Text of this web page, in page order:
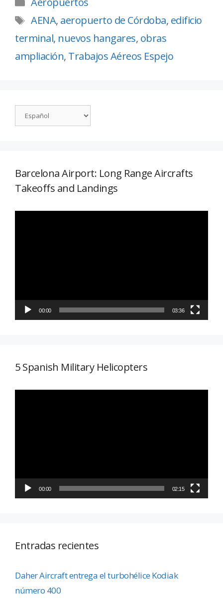
AENA, aeropuerto de Córdoba, edificio
terminal, nuevos hangares, obras
ampliación, Trabajos Aéreos Espejo
Barcelona Airport: Long Range Aircrafts
Takeoffs and Landings
00:00 03:36
5 Spanish Military Helicopters
00:00 02:15
Entradas recientes
Daher Aircraft entrega el turbohélice Kodiak
número 400